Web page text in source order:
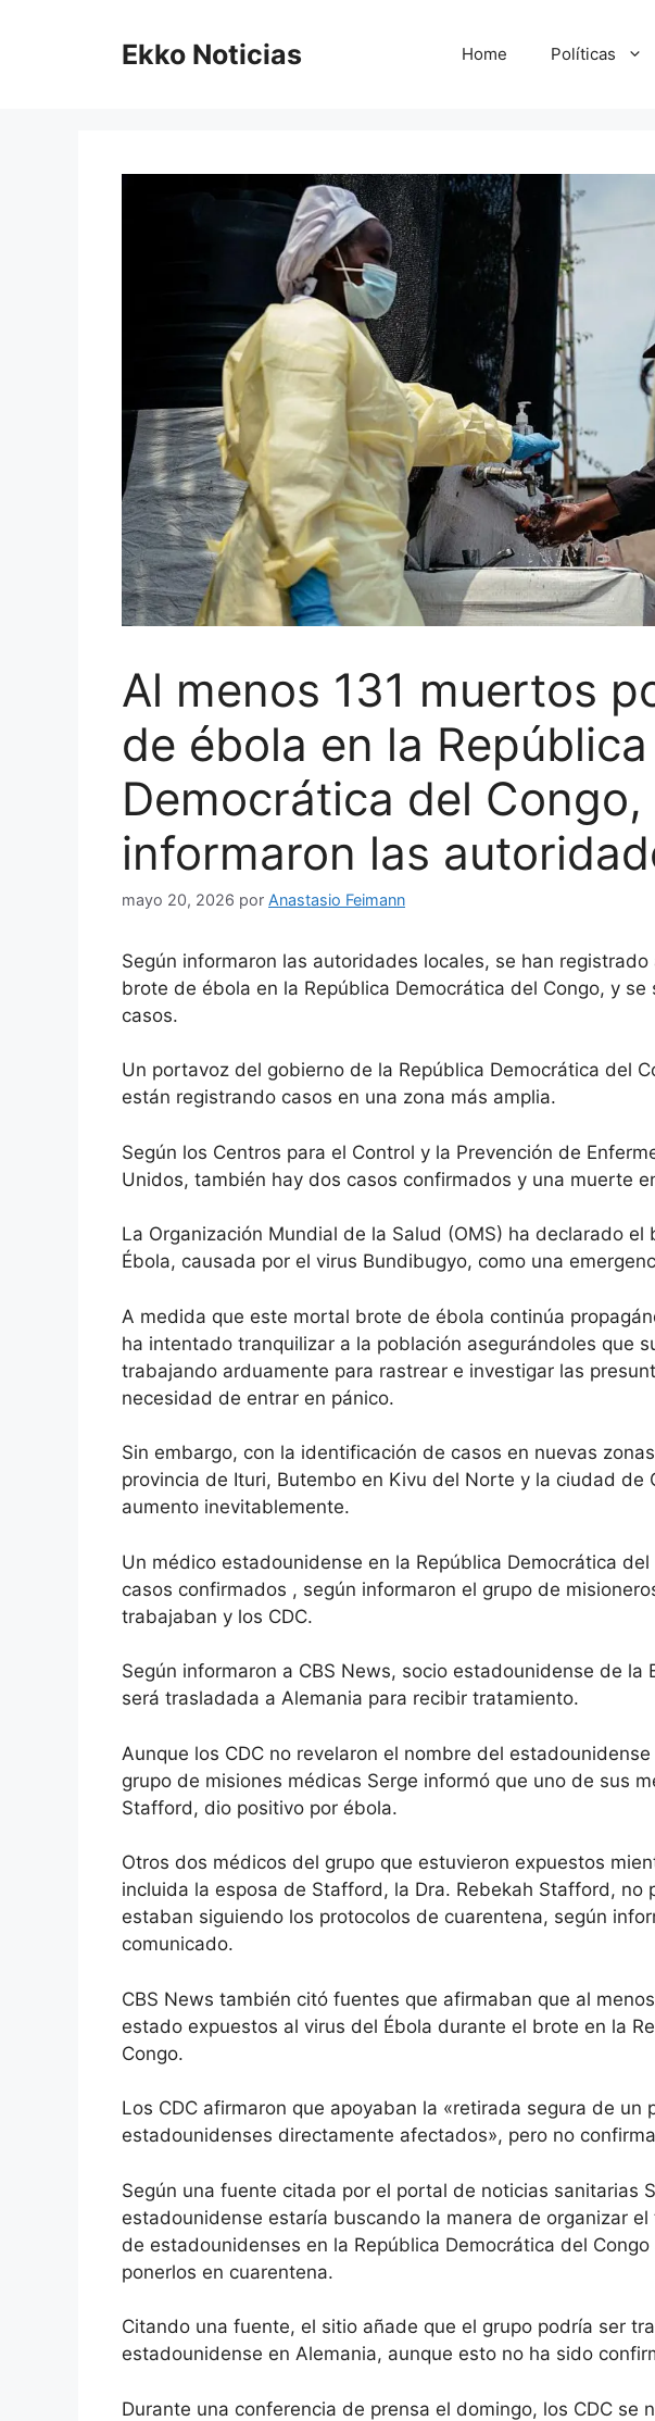
Ekko Noticias Home Políticas
Al menos 131 muertos
de ébola en la República
Democrática del Congo,
informaron las
mayo 20, 2026 por Anastasio Feimann
Según informaron las autoridades locales, se han
brote de ébola en la República Democrática del Congo, y se
casos.
Un portavoz del gobierno de la República Democrática del
están registrando casos en una zona más amplia.
Según los Centros para el Control y la Prevención de
Unidos, también hay dos casos confirmados y una muerte
La Organización Mundial de la Salud (OMS) ha declarado
Ébola, causada por el virus Bundibugyo, como una
A medida que este mortal brote de ébola continúa
ha intentado tranquilizar a la población asegurándoles que
trabajando arduamente para rastrear e investigar las
necesidad de entrar en pánico.
Sin embargo, con la identificación de casos en nuevas
provincia de Ituri, Butembo en Kivu del Norte y la ciudad de
aumento inevitablemente.
Un médico estadounidense en la República Democrática
casos confirmados , según informaron el grupo de
trabajaban y los CDC.
Según informaron a CBS News, socio estadounidense de la
será trasladada a Alemania para recibir tratamiento.
Aunque los CDC no revelaron el nombre del
grupo de misiones médicas Serge informó que uno de sus
Stafford, dio positivo por ébola.
Otros dos médicos del grupo que estuvieron expuestos
incluida la esposa de Stafford, la Dra. Rebekah Stafford, no
estaban siguiendo los protocolos de cuarentena, según
comunicado.
CBS News también citó fuentes que afirmaban que al
estado expuestos al virus del Ébola durante el brote en la
Congo.
Los CDC afirmaron que apoyaban la «retirada segura de un
estadounidenses directamente afectados», pero no
Según una fuente citada por el portal de noticias sanitarias
estadounidense estaría buscando la manera de organizar
de estadounidenses en la República Democrática del
ponerlos en cuarentena.
Citando una fuente, el sitio añade que el grupo podría ser
estadounidense en Alemania, aunque esto no ha sido
Durante una conferencia de prensa el domingo, los CDC se